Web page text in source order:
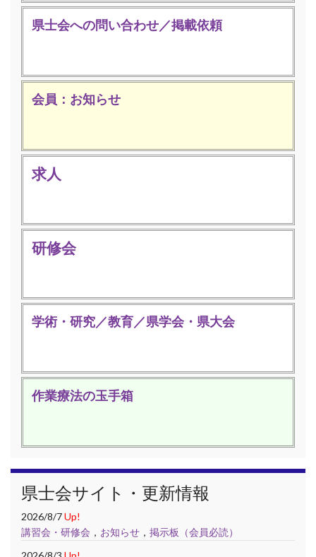
県士会への問い合わせ／掲載依頼
会員：お知らせ
求人
研修会
学術・研究／教育／県学会・県大会
作業療法の玉手箱
県士会サイト・更新情報
2026/8/7Up!
講習会・研修会 ， お知らせ ， 掲示板（会員必読）